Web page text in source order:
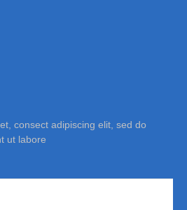
consect adipiscing elit, sed do
ut labore